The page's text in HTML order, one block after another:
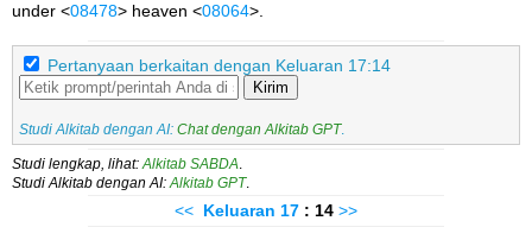
under <08478> heaven <08064>.
Pertanyaan berkaitan dengan Keluaran 17:14
Kirim
Studi Alkitab dengan AI: Chat dengan Alkitab GPT.
Studi lengkap, lihat: Alkitab SABDA
Studi Alkitab dengan AI: Alkitab GPT.
<< Keluaran 17 : 14 >>